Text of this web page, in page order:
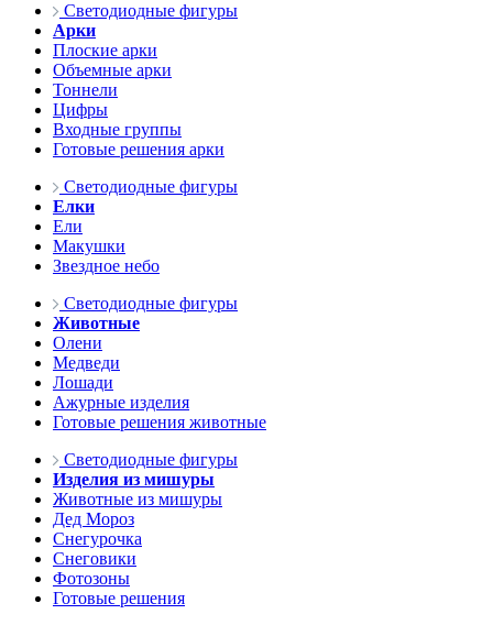
Светодиодные фигуры
Арки
Плоские арки
Объемные арки
Тоннели
Цифры
Входные группы
Готовые решения арки
Светодиодные фигуры
Елки
Ели
Макушки
Звездное небо
Светодиодные фигуры
Животные
Олени
Медведи
Лошади
Ажурные изделия
Готовые решения животные
Светодиодные фигуры
Изделия из мишуры
Животные из мишуры
Дед Мороз
Снегурочка
Снеговики
Фотозоны
Готовые решения